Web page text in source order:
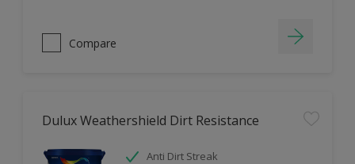
Compare
Dulux Weathershield Dirt Resistance
Anti Dirt Streak